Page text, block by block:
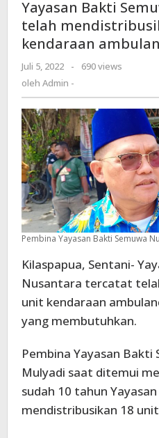
telah
unit
Yayasan Bakti
telah
kendaraan
Juli 5, 2022
oleh
-
690 views
oleh Admin -
Pembina Yayasan Bakti Semuwa
Kilaspapua, Sentani-
Nusantara tercatat
unit kendaraan
yang membutuhkan.
Pembina Yayasan
Mulyadi saat ditemui
sudah 10 tahun
mendistribusikan 18